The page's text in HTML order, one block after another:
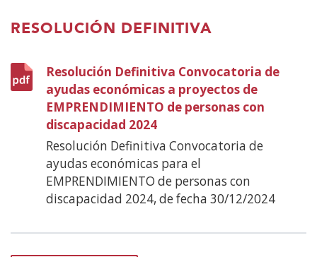
RESOLUCIÓN DEFINITIVA
Resolución Definitiva Convocatoria de
ayudas económicas a proyectos de
EMPRENDIMIENTO de personas con
discapacidad 2024
en
nueva
ventana)
Resolución Definitiva Convocatoria de
ayudas económicas para el
EMPRENDIMIENTO de personas con
discapacidad 2024, de fecha 30/12/2024